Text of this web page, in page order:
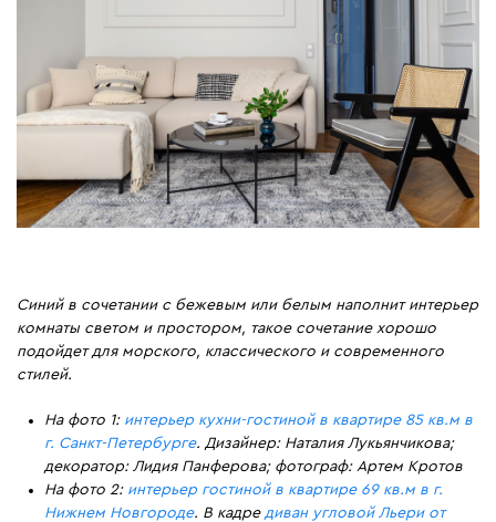
Синий в сочетании с бежевым или белым наполнит интерьер
комнаты светом и простором, такое сочетание хорошо
подойдет для морского, классического и современного
стилей.
На фото 1: интерьер кухни-гостиной в квартире 85 кв.м в
г. Санкт-Петербурге. Дизайнер: Наталия Лукьянчикова;
декоратор: Лидия Панферова; фотограф: Артем Кротов
На фото 2: интерьер гостиной в квартире 69 кв.м в г.
Нижнем Новгороде. В кадре диван угловой Льери от